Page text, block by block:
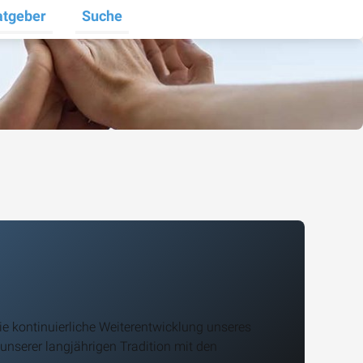
für Unternehmen umschalten
Untermenü für Ratgeber umschalten
Suche
kontinuierliche Weiterentwicklung unseres
langjährigen Tradition mit den